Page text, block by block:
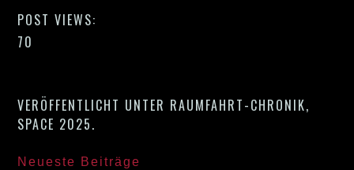
POST VIEWS:
70
VERÖFFENTLICHT UNTER RAUMFAHRT-CHRONIK,
SPACE 2025.
Neueste Beiträge